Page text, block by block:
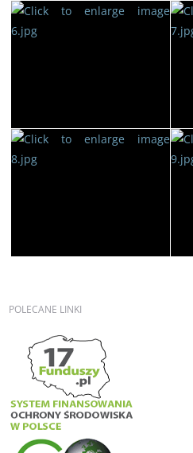
POLECANE LINKI